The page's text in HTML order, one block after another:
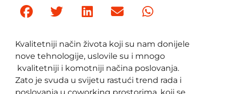
Kvalitetniji način života koji su nam donijele
nove tehnologije, uslovile su i mnogo
kvalitetniji i komotniji načina poslovanja.
Zato je svuda u svijetu rastući trend rada i